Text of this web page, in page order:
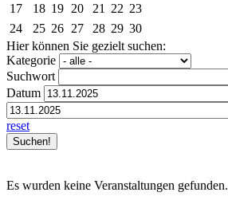
17
18 19 20 21 22 23
24
25 26 27 28 29 30
Hier können Sie gezielt suchen:
Kategorie
Suchwort
Datum
reset
Es wurden keine Veranstaltungen gefunden.